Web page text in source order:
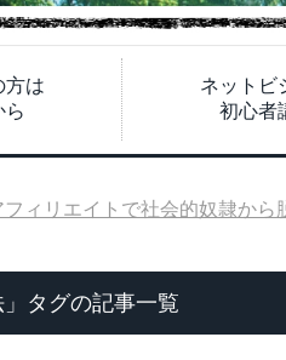
方は
ら
ネットビ
初心者
ィリエイトで社会的奴隷から
」タグの記事一覧